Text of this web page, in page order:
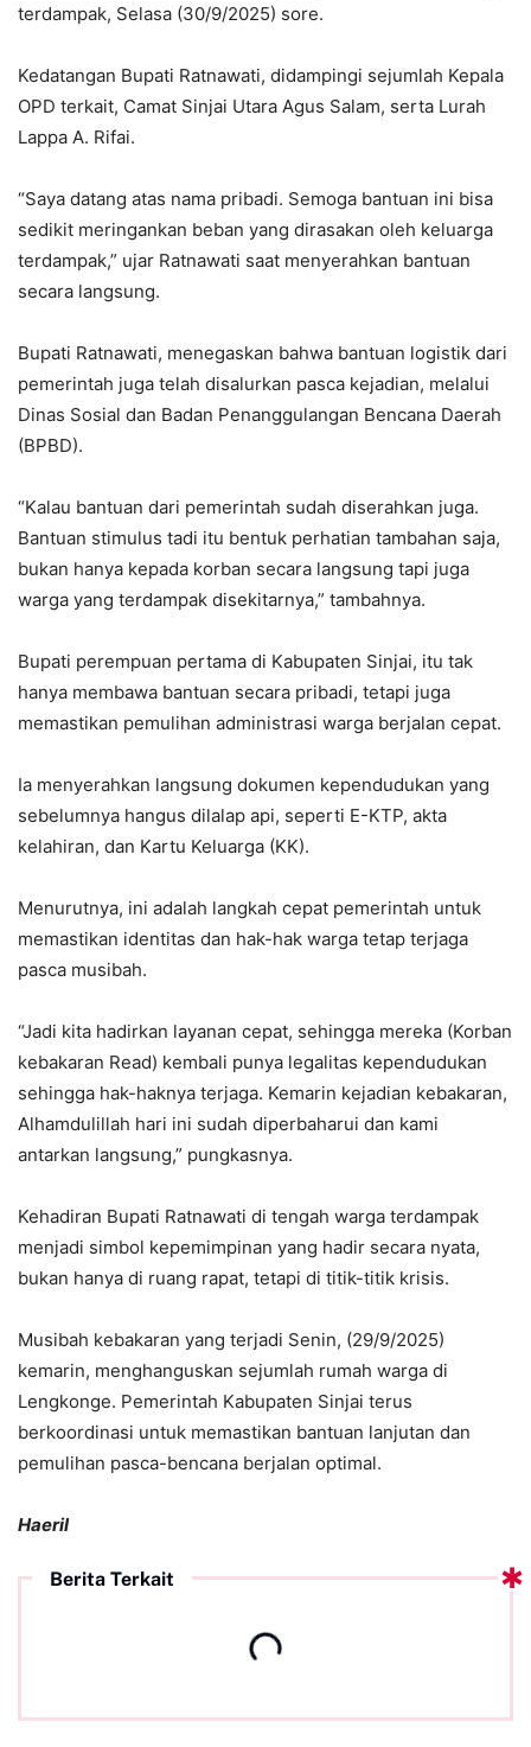
terdampak, Selasa (30/9/2025) sore.
Kedatangan Bupati Ratnawati, didampingi sejumlah Kepala
OPD terkait, Camat Sinjai Utara Agus Salam, serta Lurah
Lappa A. Rifai.
“Saya datang atas nama pribadi. Semoga bantuan ini bisa
sedikit meringankan beban yang dirasakan oleh keluarga
terdampak,” ujar Ratnawati saat menyerahkan bantuan
secara langsung.
Bupati Ratnawati, menegaskan bahwa bantuan logistik dari
pemerintah juga telah disalurkan pasca kejadian, melalui
Dinas Sosial dan Badan Penanggulangan Bencana Daerah
(BPBD).
“Kalau bantuan dari pemerintah sudah diserahkan juga.
Bantuan stimulus tadi itu bentuk perhatian tambahan saja,
bukan hanya kepada korban secara langsung tapi juga
warga yang terdampak disekitarnya,” tambahnya.
Bupati perempuan pertama di Kabupaten Sinjai, itu tak
hanya membawa bantuan secara pribadi, tetapi juga
memastikan pemulihan administrasi warga berjalan cepat.
Ia menyerahkan langsung dokumen kependudukan yang
sebelumnya hangus dilalap api, seperti E-KTP, akta
kelahiran, dan Kartu Keluarga (KK).
Menurutnya, ini adalah langkah cepat pemerintah untuk
memastikan identitas dan hak-hak warga tetap terjaga
pasca musibah.
“Jadi kita hadirkan layanan cepat, sehingga mereka (Korban
kebakaran Read) kembali punya legalitas kependudukan
sehingga hak-haknya terjaga. Kemarin kejadian kebakaran,
Alhamdulillah hari ini sudah diperbaharui dan kami
antarkan langsung,” pungkasnya.
Kehadiran Bupati Ratnawati di tengah warga terdampak
menjadi simbol kepemimpinan yang hadir secara nyata,
bukan hanya di ruang rapat, tetapi di titik-titik krisis.
Musibah kebakaran yang terjadi Senin, (29/9/2025)
kemarin, menghanguskan sejumlah rumah warga di
Lengkonge. Pemerintah Kabupaten Sinjai terus
berkoordinasi untuk memastikan bantuan lanjutan dan
pemulihan pasca-bencana berjalan optimal.
Haeril
Berita Terkait